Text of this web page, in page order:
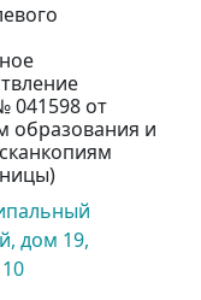
041598 от
образования и
дом 19,